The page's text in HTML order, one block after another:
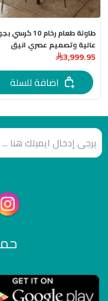
طاولة طعام رخام 10
عالية وتصميم عصري انيق
3,999.95
اضافة للسلة